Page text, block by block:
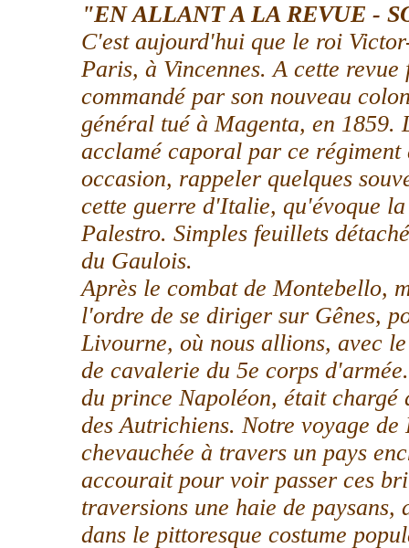
"EN ALLANT A LA REVUE -
C'est aujourd'hui que le roi
Paris, à Vincennes. A cette
commandé par son nouveau
général tué à Magenta, en
acclamé caporal par ce
occasion, rappeler quelques
cette guerre d'Italie, qu'évoque
Palestro. Simples feuillets
du Gaulois.
Après le combat de Montebello,
l'ordre de se diriger sur Gênes,
Livourne, où nous allions, avec
de cavalerie du 5e corps
du prince Napoléon, était
des Autrichiens. Notre voyage
chevauchée à travers un pays
accourait pour voir passer ces
traversions une haie de paysans,
dans le pittoresque costume